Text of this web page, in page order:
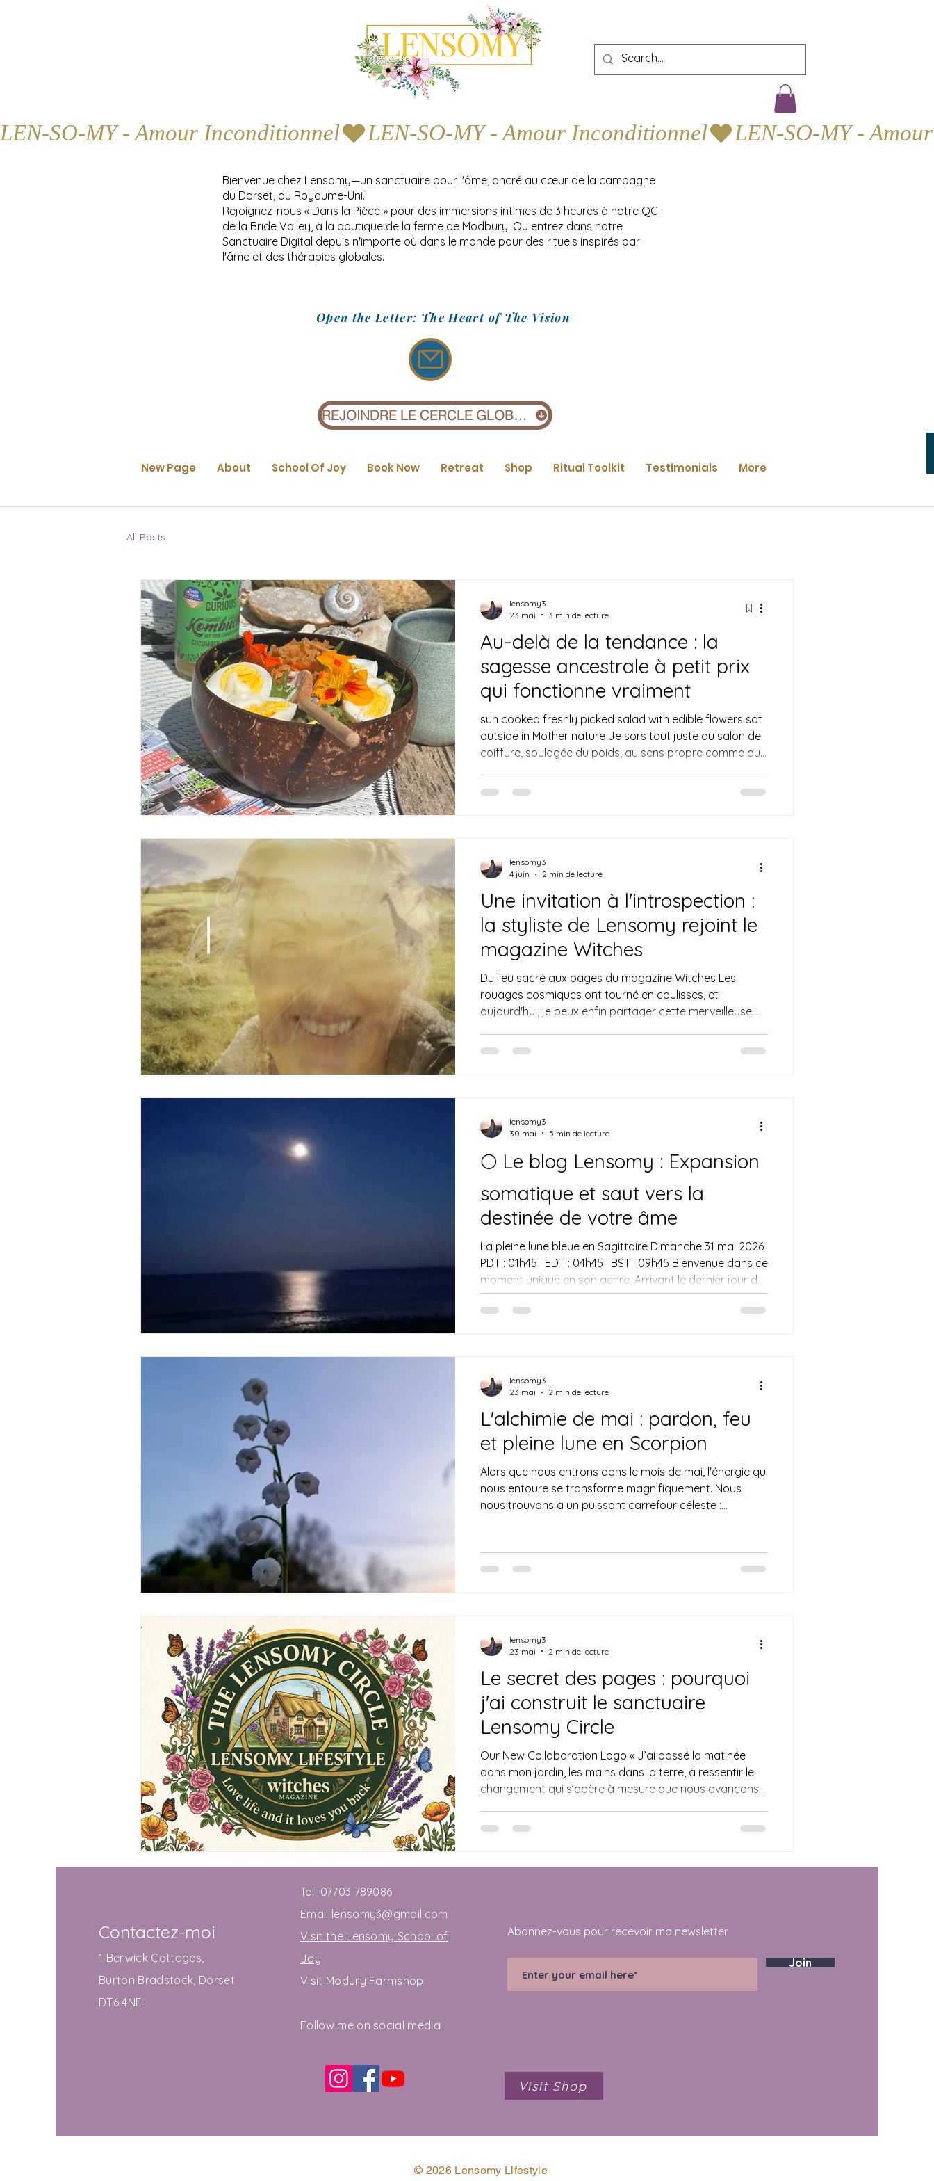
LEN-SO-MY - Amour Inconditionnel
Bienvenue chez Lensomy—un sanctuaire pour l'âme, ancré au cœur de la campagne
du Dorset, au Royaume-Uni.
Rejoignez-nous « Dans la Pièce » pour des immersions intimes de 3 heures à notre QG
de la Bride Valley, à la boutique de la ferme de Modbury. Ou entrez dans notre
Sanctuaire Digital depuis n'importe où dans le monde pour des rituels inspirés par
l'âme et des thérapies globales.
Open the Letter: The Heart of The Vision
REJOINDRE LE CERCLE GLOBAL (1 £)
New Page About School Of Joy Book Now Retreat Shop Ritual Toolkit Testimonials More
All Posts
Au-delà de la tendance : la
sagesse ancestrale à petit prix
qui fonctionne vraiment
sun cooked freshly picked salad with edible flowers sat
outside in Mother nature Je sors tout juste du salon de
coiffure, soulagée du poids, au sens propre comme au
zénith et que nous franchissons le cap du 1er mai , la
lensomy3
23 mai
3 min de lecture
Une invitation à l'introspection :
la styliste de Lensomy rejoint le
magazine Witches
Du lieu sacré aux pages du magazine Witches Les
rouages cosmiques ont tourné en coulisses, et
aujourd'hui, je peux enfin partager cette merveilleuse
honneur, une grande joie et une profonde humilité que
monde t
lensomy3
4 juin
2 min de lecture
🌕 Le blog Lensomy : Expansion
somatique et saut vers la
destinée de votre âme
La pleine lune bleue en Sagittaire Dimanche 31 mai 2026
PDT : 01h45 | EDT : 04h45 | BST : 09h45 Bienvenue dans ce
moment unique en son genre. Arrivant le dernier jour de
mai, cette Pleine Lune est un don rare et puissant du
cosmos : la deuxième Pleine Lune du même mois.
illumine votre cœur depuis la Lune des Fleurs, au dé
lensomy3
30 mai
5 min de lecture
L'alchimie de mai : pardon, feu
et pleine lune en Scorpion
Alors que nous entrons dans le mois de mai, l'énergie qui
nous entoure se transforme magnifiquement. Nous
nous trouvons à un puissant carrefour céleste :
Si Beltane est une période de croissance extérieure, de
fertilité et de célébration, la lune en Scorpion nous invite
lensomy3
23 mai
2 min de lecture
Le secret des pages : pourquoi
j'ai construit le sanctuaire
Lensomy Circle
Our New Collaboration Logo « J’ai passé la matinée
dans mon jardin, les mains dans la terre, à ressentir le
changement qui s’opère à mesure que nous avançons
pleine floraison » qui se dégage en ce moment, et c’est
lensomy3
23 mai
2 min de lecture
Contactez-moi
1 Berwick Cottages,
Burton Bradstock, Dorset
DT6 4NE
Tel 07703 789086
Email
lensomy3@gmail.com
Visit the Lensomy School of
Joy
Visit Modury Farmshop
Follow me on social media
Abonnez-vous pour recevoir ma newsletter
Join
Visit Shop
© 2026 Lensomy Lifestyle